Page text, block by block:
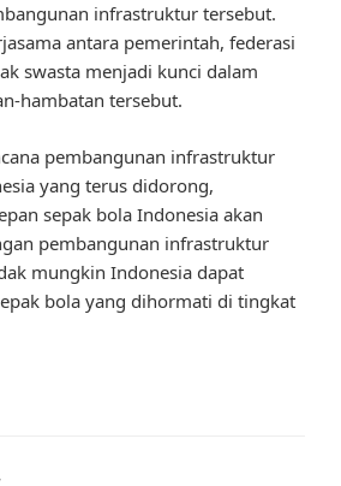
infrastruktur tersebut.
antara pemerintah, federasi
swasta menjadi kunci dalam
hambatan tersebut.
pembangunan infrastruktur
yang terus didorong,
sepak bola Indonesia akan
pembangunan infrastruktur
mungkin Indonesia dapat
bola yang dihormati di tingkat